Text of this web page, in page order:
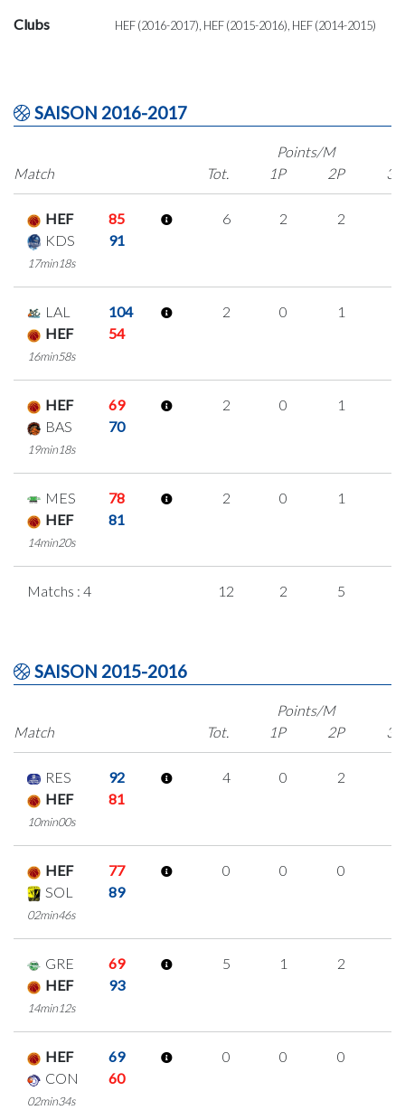
Clubs HEF (2016-2017), HEF (2015-2016), HEF (2014-2015)
SAISON 2016-2017
Match
Points/M
Tot.
1P 2P 3P
HEF
85
KDS
91
17min18s
6 2 2
LAL
104
HEF
54
16min58s
2 0 1
HEF
69
BAS
70
19min18s
2 0 1
MES
78
HEF
81
14min20s
2 0 1
Matchs : 4 12 2 5
SAISON 2015-2016
Match
Points/M
Tot.
1P 2P 3P
RES
92
HEF
81
10min00s
4 0 2
HEF
77
SOL
89
02min46s
0 0 0
GRE
69
HEF
93
14min12s
5 1 2
HEF
69
CON
60
02min34s
0 0 0